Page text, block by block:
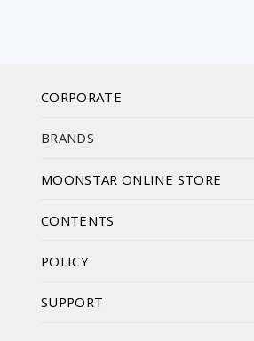
CORPORATE
BRANDS
MOONSTAR ONLINE STORE
CONTENTS
POLICY
SUPPORT